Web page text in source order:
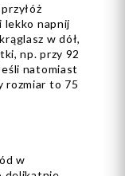
lekko napnij
w dół,
np. przy 92
natomiast
rozmiar to 75
w